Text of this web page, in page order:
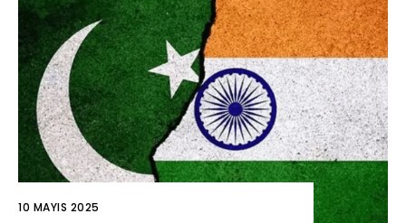
10 MAYIS 2025